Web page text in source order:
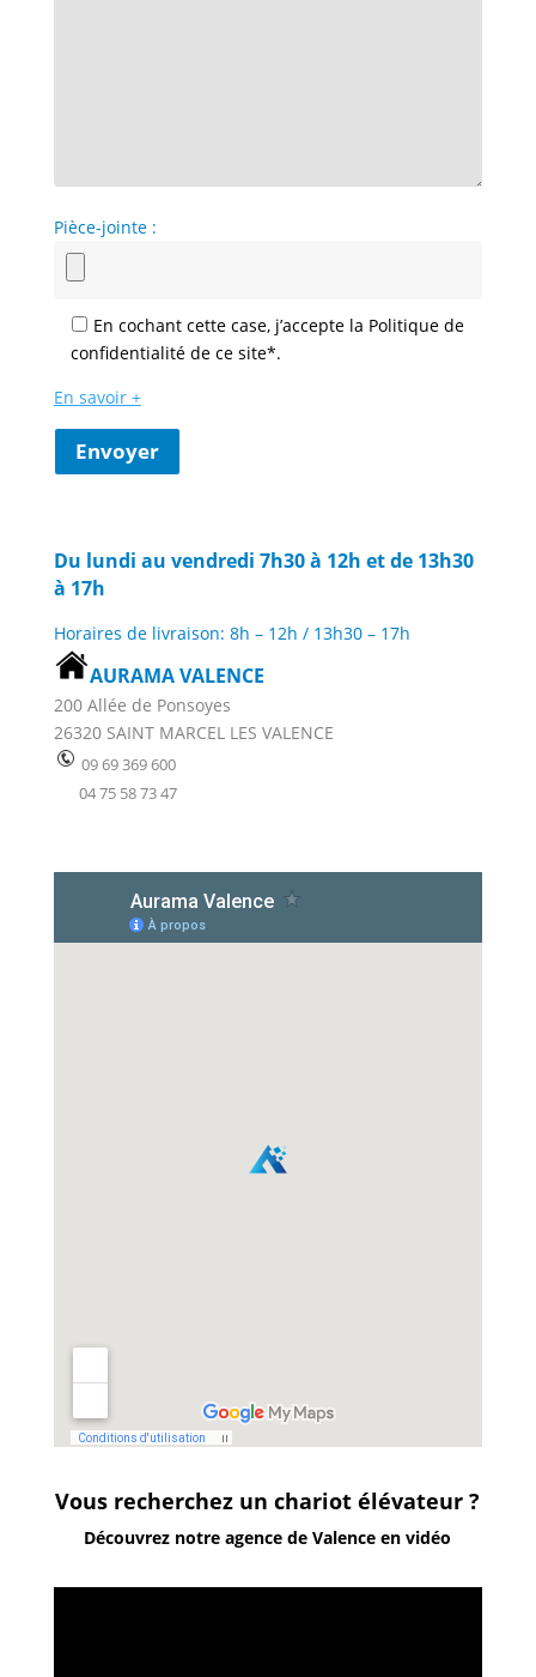
Pièce-jointe :
En cochant cette case, j’accepte la Politique de
confidentialité de ce site*.
En savoir +
Envoyer
Du lundi au vendredi 7h30 à 12h et de 13h30
à 17h
Horaires de livraison: 8h – 12h / 13h30 – 17h
AURAMA VALENCE
200 Allée de Ponsoyes
26320 SAINT MARCEL LES VALENCE
09 69 369 600
04 75 58 73 47
Vous recherchez un chariot élévateur ?
Découvrez notre agence de Valence en vidéo